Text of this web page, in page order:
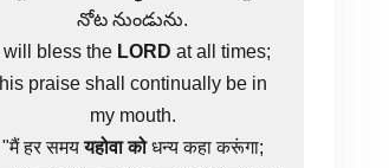
నోట నుండును.
I will bless the LORD at all times;
his praise shall continually be in
my mouth.
"मैं हर समययहोवा कोधन्य कहा करूंगा;